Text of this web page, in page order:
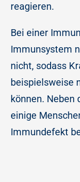
reagieren.
Bei einer
Immunsystem
nicht, sodass
beispielsweise
können. Neben
einige
Immundefekt